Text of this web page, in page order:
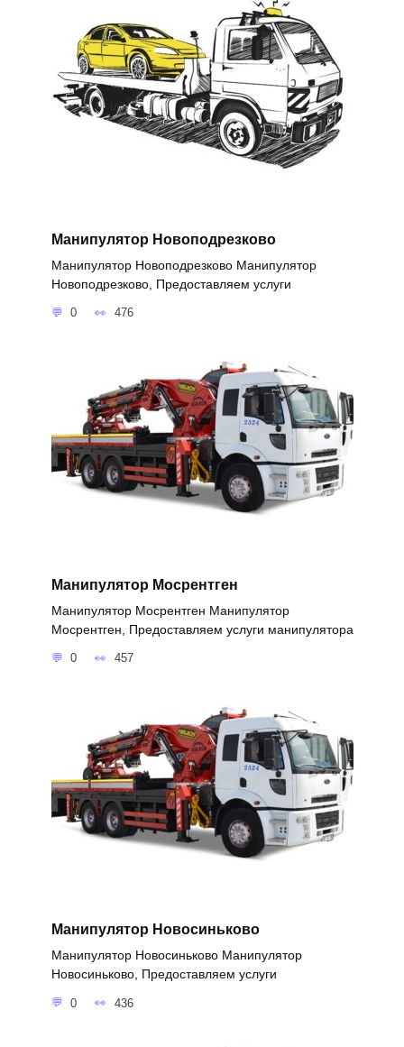
Манипулятор Новоподрезково
Манипулятор Новоподрезково Манипулятор
Новоподрезково, Предоставляем услуги
0 476
Манипулятор Мосрентген
Манипулятор Мосрентген Манипулятор
Мосрентген, Предоставляем услуги манипулятора
0 457
Манипулятор Новосиньково
Манипулятор Новосиньково Манипулятор
Новосиньково, Предоставляем услуги
0 436